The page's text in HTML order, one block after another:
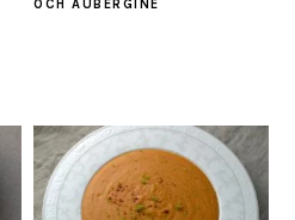
OCH AUBERGINE